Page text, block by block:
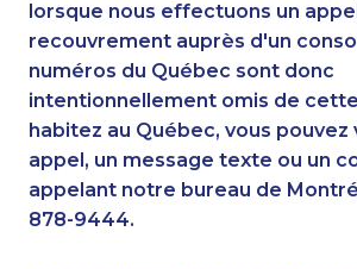
1-778-760-1291
1-587-
1-587-328-6602
1-866-
1-418-478-1735
1-437-
1-780-420-2387
1-514-
1-905-282-1759
1-866-
1-778-589-7221
1-647-
1-780-936-8236
1-587-
1-587-328-6502
lorsque nous effectuons un
recouvrement auprès d'un
numéros du Québec sont donc
intentionnellement omis de
habitez au Québec, vous pouvez
appel, un message texte ou un
appelant notre bureau de
878-9444.